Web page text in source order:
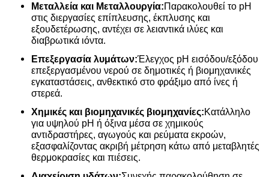
Μεταλλεία και Μεταλλουργία:Παρακολουθεί το pH
στις διεργασίες επίπλευσης, έκπλυσης και
εξουδετέρωσης, αντέχει σε λειαντικά ιλύες και
διαβρωτικά ιόντα.
Επεξεργασία λυμάτων:Έλεγχος pH εισόδου/εξόδου
επεξεργασμένου νερού σε δημοτικές ή βιομηχανικές
εγκαταστάσεις, ανθεκτικό στο φράξιμο από ίνες ή
στερεά.
Χημικές και βιομηχανικές βιομηχανίες:Κατάλληλο
για υψηλού pH ή όξινα μέσα σε χημικούς
αντιδραστήρες, αγωγούς και ρεύματα εκροών,
εξασφαλίζοντας ακριβή μέτρηση κάτω από μεταβλητές
θερμοκρασίες και πιέσεις.